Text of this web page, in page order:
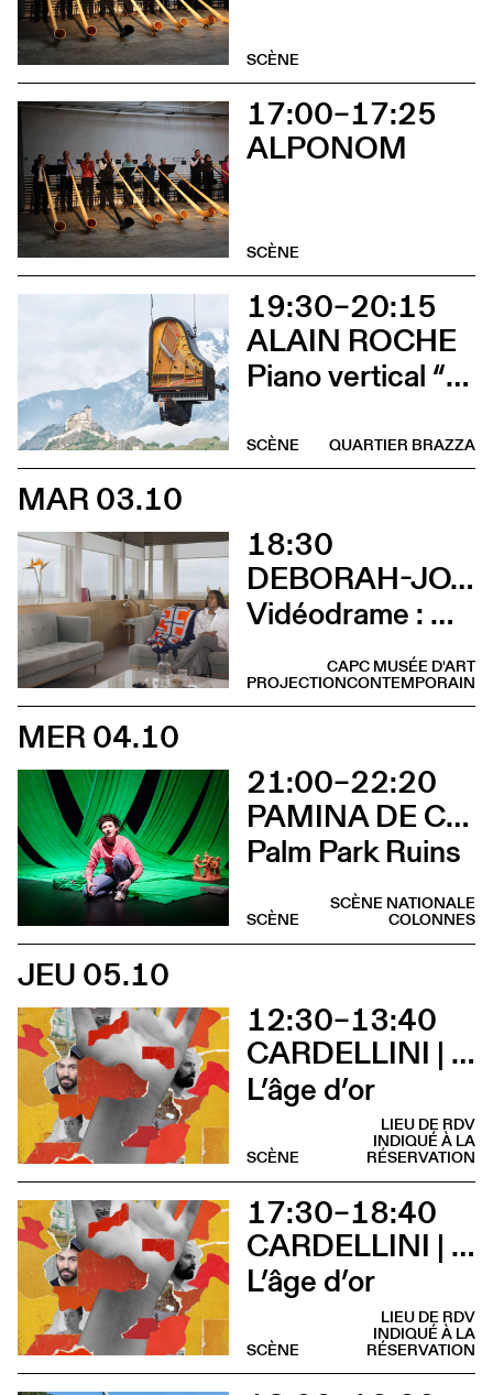
SCÈNE
17:00–17:25
ALPONOM
SCÈNE
19:30–20:15
ALAIN ROCHE
Piano vertical “Chantier”
QUARTIER BRAZZA
SCÈNE
MAR 03.10
18:30
DEBORAH-JOYCE HOLMAN
Vidéodrame : Moment 2 (Vernissage avec lancement de publication et rencontre avec l’artiste)
CAPC MUSÉE D'ART
CONTEMPORAIN
PROJECTION
MER 04.10
21:00–22:20
PAMINA DE COULON
Palm Park Ruins
SCÈNE NATIONALE
COLONNES
SCÈNE
JEU 05.10
12:30–13:40
CARDELLINI | GONZALEZ
L’âge d’or
LIEU DE RDV
INDIQUÉ À LA
RÉSERVATION
SCÈNE
17:30–18:40
CARDELLINI | GONZALEZ
L’âge d’or
LIEU DE RDV
INDIQUÉ À LA
RÉSERVATION
SCÈNE